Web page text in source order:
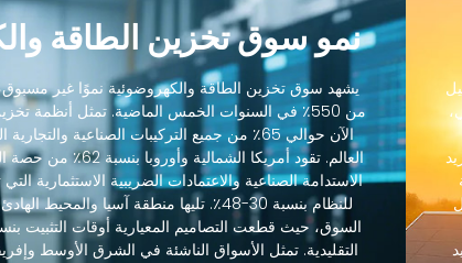
نمو سوق تخزين الطاقة
يشهد سوق تخزين الطاقة والكهروضوئية نموًا غير
من 550٪ في السنوات الخمس الماضية. تمثل أنظمة
الآن حوالي 65٪ من جميع التركيبات الصناعية
العالم. تقود أمريكا
الاستدامة الصناعية والاعتمادات الضريبية الاستثمارية
التقليدية. تمثل الأسواق الناشئة في الشرق الأوسط